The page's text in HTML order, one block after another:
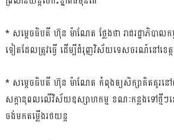
* សម្ដេចធិបតី ហ៊ុន ម៉ាណែត ថ្លែងថា រាជរដ្ឋាភិបាលកម្
ទៀតដែលត្រូវធ្វើ ដើម្បីជំរុញវិស័យទេសចរណ៍នៅខេត្
* សម្ដេចធិបតី ហ៊ុន ម៉ាណែត កំពុងឲ្យសិក្សាគិតគូរនៅ
សក្ដានុពលលើវិស័យឧស្សាហកម្ម ខណៈកន្លងទៅថ្មីៗន
ចង់មកតម្លើងរថយន្ដ